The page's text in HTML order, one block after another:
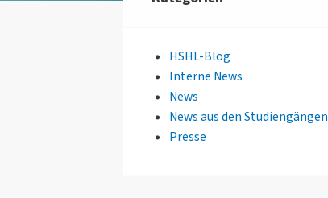
HSHL-Blog
Interne News
News
News aus den Studiengängen
Presse